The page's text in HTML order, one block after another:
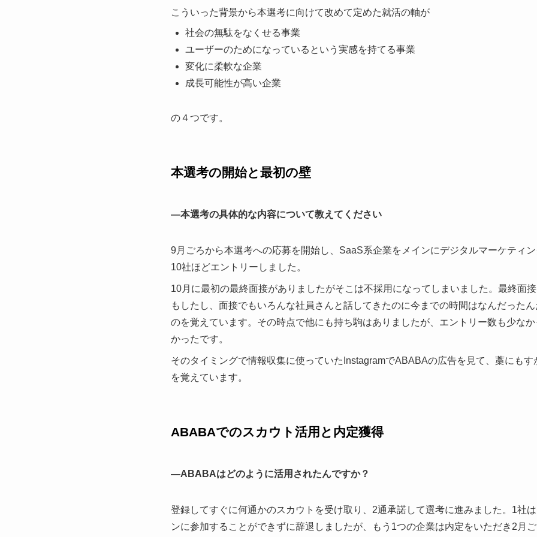
こういった背景から本選考に向けて改めて定めた就活の軸が
社会の無駄をなくせる事業
ユーザーのためになっているという実感を持てる事業
変化に柔軟な企業
成長可能性が高い企業
の４つです。
本選考の開始と最初の壁
—本選考の具体的な内容について教えてください
9月ごろから本選考への応募を開始し、SaaS系企業をメインにデジタルマーケティ
10社ほどエントリーしました。
10月に最初の最終面接がありましたがそこは不採用になってしまいました。最終面
もしたし、面接でもいろんな社員さんと話してきたのに今までの時間はなんだった
のを覚えています。その時点で他にも持ち駒はありましたが、エントリー数も少な
かったです。
そのタイミングで情報収集に使っていたInstagramでABABAの広告を見て、藁にも
を覚えています。
ABABAでのスカウト活用と内定獲得
—ABABAはどのように活用されたんですか？
登録してすぐに何通かのスカウトを受け取り、2通承諾して選考に進みました。1社
ンに参加することができずに辞退しましたが、もう1つの企業は内定をいただき2月